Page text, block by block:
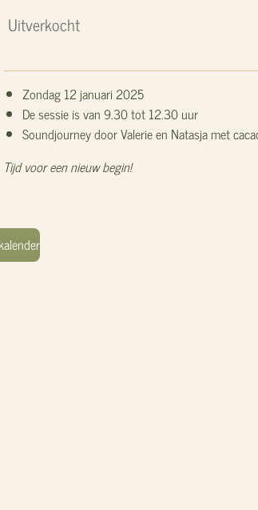
Uitverkocht
Zondag 12 januari 2025
De sessie is van 9.30 tot 12.30 uur
Soundjourney door Valerie en Natasja met
Tijd voor een nieuw begin!